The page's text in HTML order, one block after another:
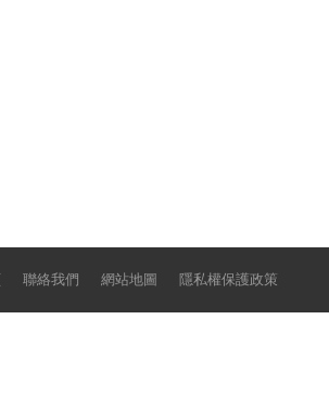
聯絡我們 網站地圖 隱私權保護政策